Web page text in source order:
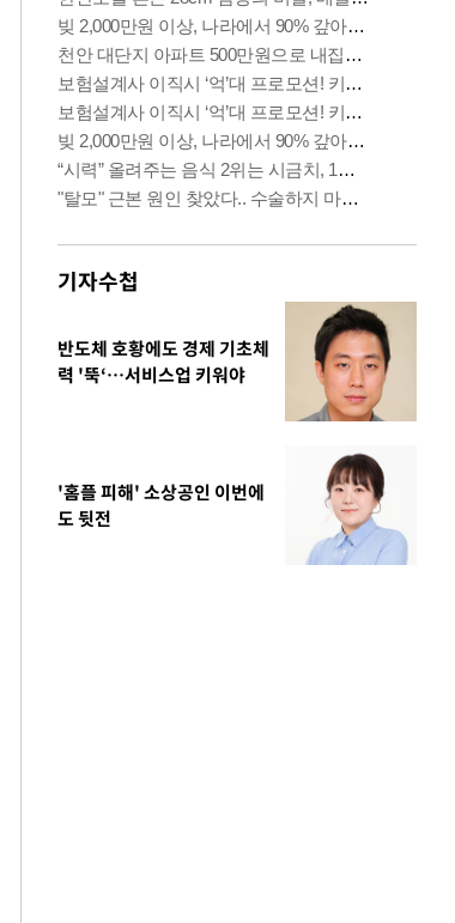
기자수첩
반도체 호황에도 경제 기초체
력 '뚝‘…서비스업 키워야
'홈플 피해' 소상공인 이번에
도 뒷전